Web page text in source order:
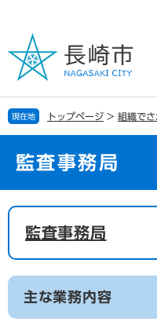
の
で
す
ー
ば
し
へ
現在地 トップページ > 組織でさ
監査事務局
本
監査事務局
主な業務内容